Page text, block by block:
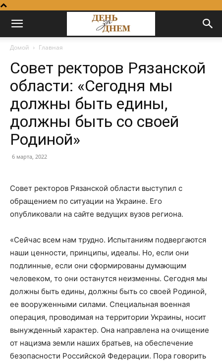
Домой Главная
Совет ректоров Рязанской
области: «Сегодня мы
должны быть едины,
должны быть со своей
Родиной»
6 марта, 2022
Совет ректоров Рязанской области выступил с
обращением по ситуации на Украине. Его
опубликовали на сайте ведущих вузов региона.
«Сейчас всем нам трудно. Испытаниям подвергаются
наши ценности, принципы, идеалы. Но, если они
подлинные, если они сформированы думающим
человеком, то они останутся неизменны. Сегодня мы
должны быть едины, должны быть со своей Родиной,
ее вооруженными силами. Специальная военная
операция, проводимая на территории Украины, носит
вынужденный характер. Она направлена на очищение
от нацизма земли наших братьев, на обеспечение
безопасности Российской Федерации. Пора говорить